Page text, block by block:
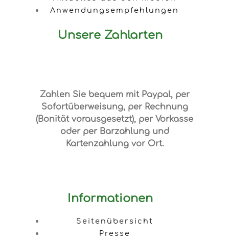
Anwendungsempfehlungen
Unsere Zahlarten
Zahlen Sie bequem mit Paypal, per
Sofortüberweisung, per Rechnung
(Bonität vorausgesetzt), per Vorkasse
oder per Barzahlung und
Kartenzahlung vor Ort.
Informationen
Seitenübersicht
Presse